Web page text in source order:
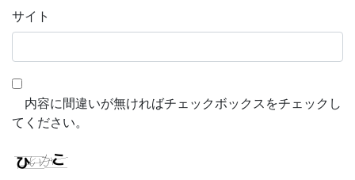
サイト
内容に間違いが無ければチェックボックスをチェックし
てください。